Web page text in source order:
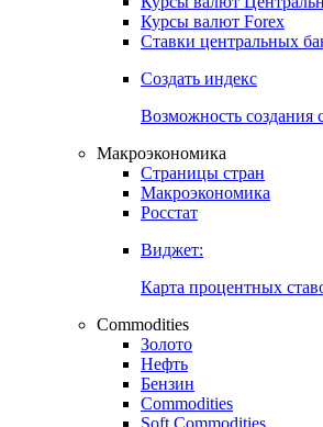
Индикаторы рынка
Поиск индексов
Криптовалюты
Курсы валют
Курсы валют Forex
Ставки центральных
Создать индекс
Возможность создания
Макроэкономика
Страницы стран
Макроэкономика
Росстат
Виджет:
Карта процентных
Commodities
Золото